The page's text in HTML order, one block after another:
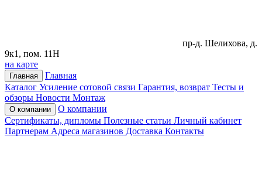
пр-д. Шелихова, д.
9к1, пом. 11Н
на карте
Главная
Главная
Каталог Усиление сотовой связи Гарантия, возврат Тесты и
обзоры Новости Монтаж
О компании
О компании
Сертификаты, дипломы Полезные статьи Личный кабинет
Партнерам Адреса магазинов Доставка Контакты